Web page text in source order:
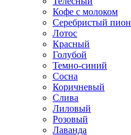
Кофе с молоком
Серебристый пион
Лотос
Красный
Голубой
Темно-синий
Сосна
Коричневый
Слива
Лиловый
Розовый
Лаванда